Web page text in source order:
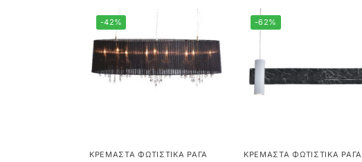
-42%
ΚΡΕΜΑΣΤΆ ΦΩΤΙΣΤΙΚΆ ΡΆΓΑ
-62%
ΚΡΕΜΑΣΤΆ ΦΩΤΙΣΤΙΚΆ ΡΆΓΑ